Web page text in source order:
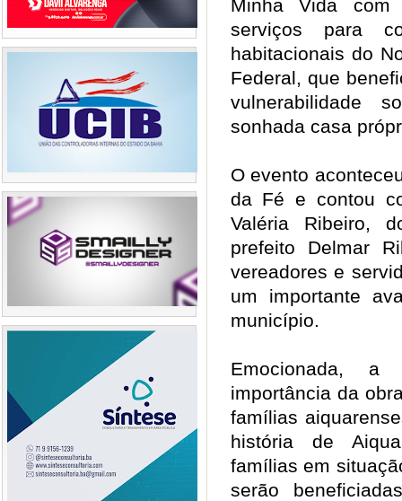
Minha Vida
serviços para
habitacionais do
Federal, que
vulnerabilidade
sonhada casa
O evento
da Fé e contou
Valéria Ribeiro,
prefeito Delmar
vereadores e
um importante
município.
Emocionada,
importância da
famílias
história de
famílias em
serão